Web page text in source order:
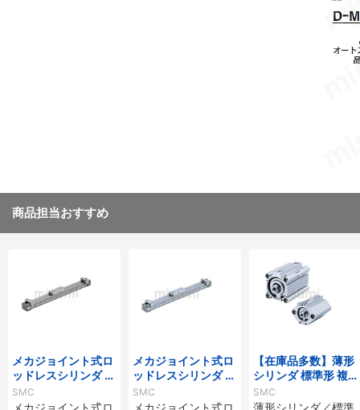
商品担当おすすめ
メカジョイント式ロ
ッドレスシリンダ 基
本形 MY1Bシリーズ
SMC
メカジョイント式ロ
ッドレスシリンダ 基
本形 MY1B-Zシリー
ズ
SMC
【在庫品多数】薄形
シリンダ 標準形 複
動・片ロッド CQ2
シリーズ
SMC